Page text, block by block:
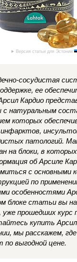
Версия статьи для Эстонии
сосудистая
ее
Кардио
с натуральным
которых
патологий.
на блоки, в
об Арсиле
с основными
по
особенностями
блоке статьи вы
прошедших курс
купить
мы расскажем,
выгодной цене.